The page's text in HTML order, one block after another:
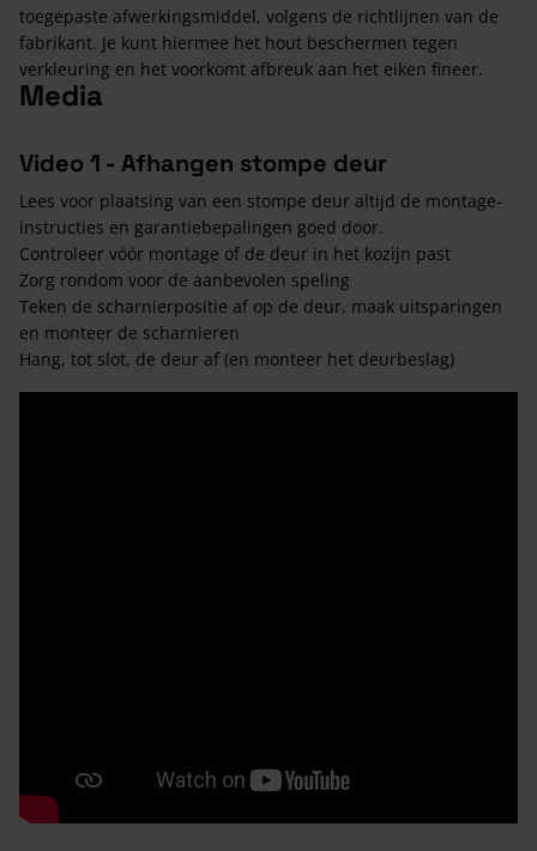
toegepaste afwerkingsmiddel, volgens de richtlijnen van de
fabrikant. Je kunt hiermee het hout beschermen tegen
verkleuring en het voorkomt afbreuk aan het eiken fineer.
Media
Video 1 - Afhangen stompe deur
Lees voor plaatsing van een stompe deur altijd de montage-
instructies en garantiebepalingen goed door.
Controleer vóór montage of de deur in het kozijn past
Zorg rondom voor de aanbevolen speling
Teken de scharnierpositie af op de deur, maak uitsparingen
en monteer de scharnieren
Hang, tot slot, de deur af (en monteer het deurbeslag)